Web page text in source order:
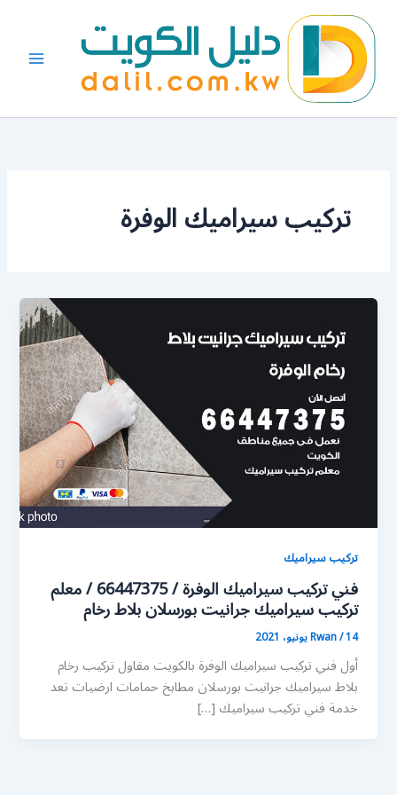
المحتوى
تركيب سيراميك الوفرة
تركيب سيراميك
فني تركيب سيراميك الوفرة / 66447375 / معلم
تركيب سيراميك جرانيت بورسلان بلاط رخام
Rwan/14 يونيو، 2021
أول فني تركيب سيراميك الوفرة بالكويت مقاول تركيب رخام
بلاط سيراميك جرانيت بورسلان مطابخ حمامات ارضيات تعد
خدمة فني تركيب سيراميك […]